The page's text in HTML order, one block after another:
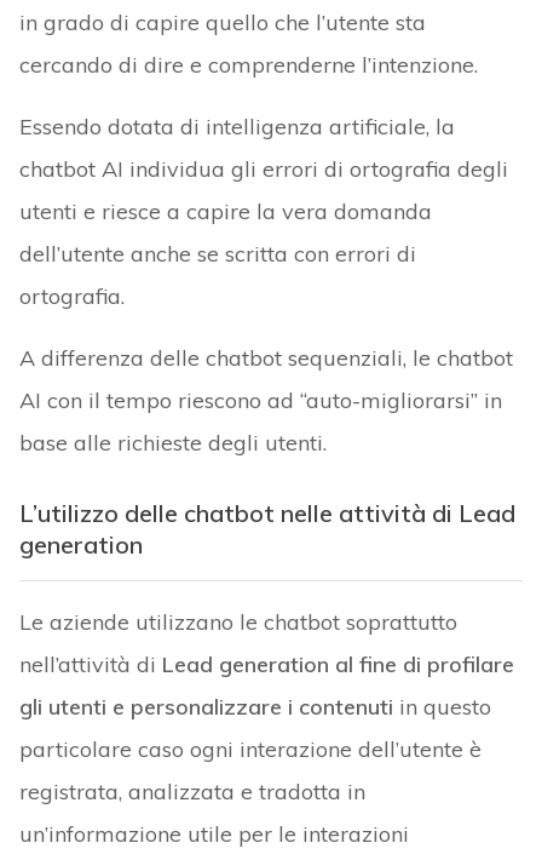
in grado di capire quello che l’utente sta
cercando di dire e comprenderne l’intenzione.
Essendo dotata di intelligenza artificiale, la
chatbot AI individua gli errori di ortografia degli
utenti e riesce a capire la vera domanda
dell’utente anche se scritta con errori di
ortografia.
A differenza delle chatbot sequenziali, le chatbot
AI con il tempo riescono ad “auto-migliorarsi” in
base alle richieste degli utenti.
L’utilizzo delle chatbot nelle attività di Lead
generation
Le aziende utilizzano le chatbot soprattutto
nell’attività di Lead generation al fine di profilare
gli utenti e personalizzare i contenuti in questo
particolare caso ogni interazione dell’utente è
registrata, analizzata e tradotta in
un’informazione utile per le interazioni